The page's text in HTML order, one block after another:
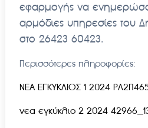
εφαρμογής να
αρμόδιες υπηρεσίες του
στο 26423 60423.
Περισσότερες πληροφορίες:
ΝΕΑ ΕΓΚΥΚΛΙΟΣ 1 2024
νεα εγκύκλιο 2 2024